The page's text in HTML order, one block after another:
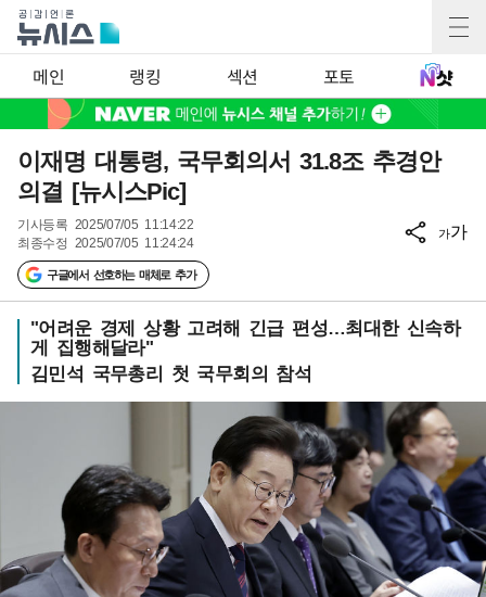
메인 랭킹 섹션 포토
이재명 대통령, 국무회의서 31.8조 추경안
의결 [뉴시스Pic]
기사등록 2025/07/05 11:14:22
최종수정 2025/07/05 11:24:24
구글에서 선호하는 매체로 추가
가가
"어려운 경제 상황 고려해 긴급 편성…최대한 신속하
게 집행해달라"
김민석 국무총리 첫 국무회의 참석